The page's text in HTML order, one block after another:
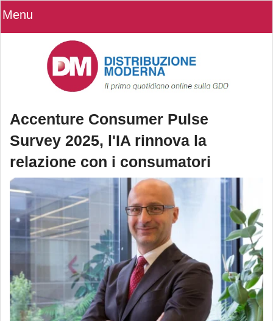
Menu
Accenture Consumer Pulse
Survey 2025, l'IA rinnova la
relazione con i consumatori